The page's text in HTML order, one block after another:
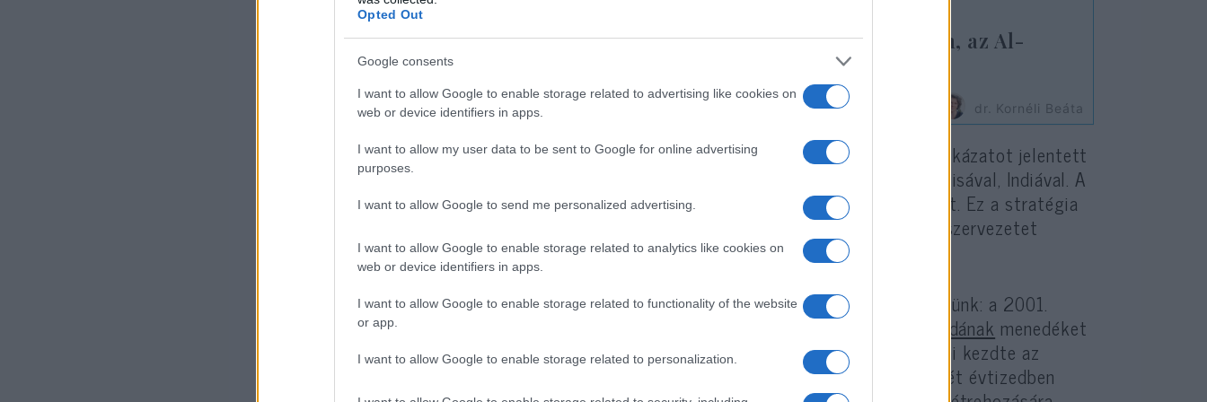
Opted Out
Google consents
I want to allow Google to enable storage related to advertising like cookies on
web or device identifiers in apps.
I want to allow my user data to be sent to Google for online advertising
purposes.
I want to allow Google to send me personalized advertising.
I want to allow Google to enable storage related to analytics like cookies on
web or device identifiers in apps.
I want to allow Google to enable storage related to functionality of the website
or app.
I want to allow Google to enable storage related to personalization.
A bármixerek akadémiája: Afganisztán, az Al-
dr. Kornéli Beáta
Egyszerűbben fogalmazva, egy erős és stabil Afganisztán stratégiai kockázatot jelentett
Pakisztán számára, mivel szövetségre léphetett volna Pakisztán fő riválisával, Indiával. A
tálibok támogatása Afganisztán aláásásának egyik helyes módjának tűnt. Ez a stratégia
azonban visszafelé sült el. A tálibok támogatása akaratlanul egy olyan szervezetet
erősített meg, amely végül Pakisztán közvetlen ellenfelévé vált.
Mielőtt visszatérnénk a jelenhez, egy sorsfordító pillanatot kell felidéznünk: a 2001.
szeptember 11-i merényleteket és azt követően, hogy a tálibok az al-Kaidának menedéket
nyújtottak, az USA beavatkozott Afganisztánban. Mint ismert, támogatni kezdte az
Északi Szövetséget, a tálibellenes milíciák koalícióját, és a következő két évtizedben